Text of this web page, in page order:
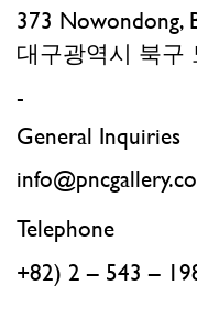
373 Nowondong,
대구광역시 북구
-
General Inquiries
Telephone
+82) 2 – 543 –